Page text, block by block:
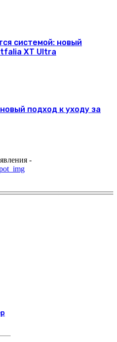
системой: новый
XT Ultra
подход к уходу за
-